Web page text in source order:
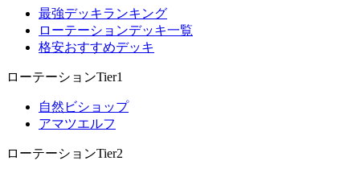
最強デッキランキング
ローテーションデッキ一覧
格安おすすめデッキ
ローテーションTier1
自然ビショップ
アマツエルフ
ローテーションTier2